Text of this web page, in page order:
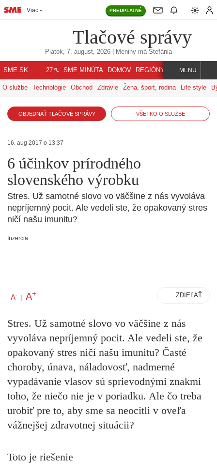
Viac PREDPLATNÉ
Tlačové správy
Piatok, 7. august, 2026 | Meniny má Štefánia
SME.SK 27℃ SME MINÚTA DOMOV REGIÓNY INDEX SVET
MENU
O službe Technológie Obchod Zdravie Žena, šport, rodina Life style
OBJEDNAŤ TLAČOVÉ SPRÁVY VŠETKO O SLUŽBE
16. aug 2017 o 13:37
6 účinkov prírodného
slovenského výrobku
Stres. Už samotné slovo vo väčšine z nás vyvoláva
nepríjemný pocit. Ale vedeli ste, že opakovaný stres
ničí našu imunitu?
Inzercia
A- | A+ ZDIEĽAŤ
Stres. Už samotné slovo vo väčšine z nás
vyvoláva nepríjemný pocit. Ale vedeli ste, že
opakovaný stres ničí našu imunitu? Časté
choroby, únava, náladovosť, nadmerné
vypadávanie vlasov sú sprievodnými znakmi
toho, že niečo nie je v poriadku. Ale čo treba
urobiť pre to, aby sme sa neocitli v oveľa
vážnejšej zdravotnej situácii?
Toto je riešenie